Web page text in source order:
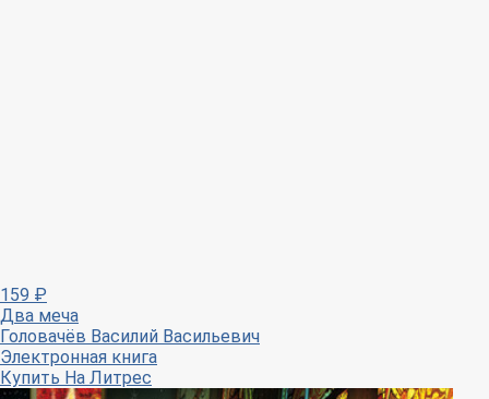
159 ₽
Два меча
Головачёв Василий Васильевич
Электронная книга
Купить На Литрес